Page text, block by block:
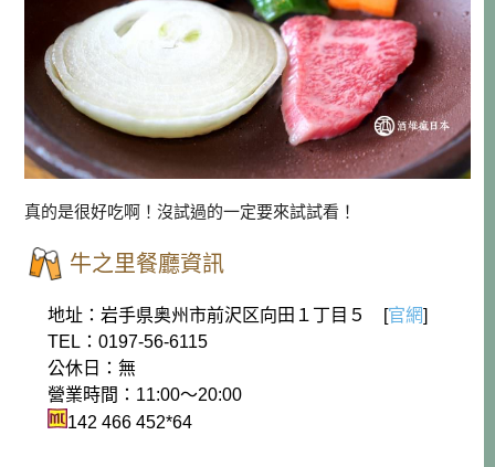
真的是很好吃啊！沒試過的一定要來試試看！
牛之里餐廳資訊
地址：岩手県奥州市前沢区向田１丁目５ [官網]
TEL：0197-56-6115
公休日：無
營業時間：11:00～20:00
142 466 452*64